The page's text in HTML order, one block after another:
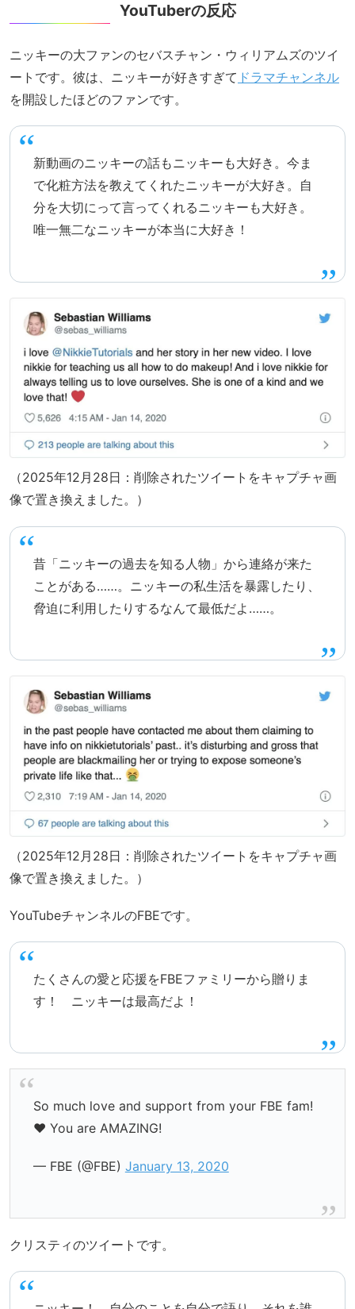
YouTuberの反応
ニッキーの大ファンのセバスチャン・ウィリアムズのツイ
ートです。彼は、ニッキーが好きすぎて ドラマチャンネル
を開設したほどのファンです。
新動画のニッキーの話もニッキーも大好き。今ま
で化粧方法を教えてくれたニッキーが大好き。自
分を大切にって言ってくれるニッキーも大好き。
唯一無二なニッキーが本当に大好き！
（2025年12月28日：削除されたツイートをキャプチャ画
像で置き換えました。）
昔「ニッキーの過去を知る人物」から連絡が来た
ことがある……。ニッキーの私生活を暴露したり、
脅迫に利用したりするなんて最低だよ……。
（2025年12月28日：削除されたツイートをキャプチャ画
像で置き換えました。）
YouTubeチャンネルのFBEです。
たくさんの愛と応援をFBEファミリーから贈りま
す！ ニッキーは最高だよ！
So much love and support from your FBE fam!
❤️ You are AMAZING!
— FBE (@FBE) January 13, 2020
クリスティのツイートです。